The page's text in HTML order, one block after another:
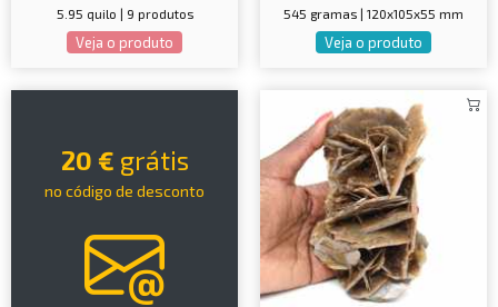
5.95 quilo | 9 produtos
Veja o produto
545 gramas | 120x105x55 mm
Veja o produto
20 € grátis
no código de desconto